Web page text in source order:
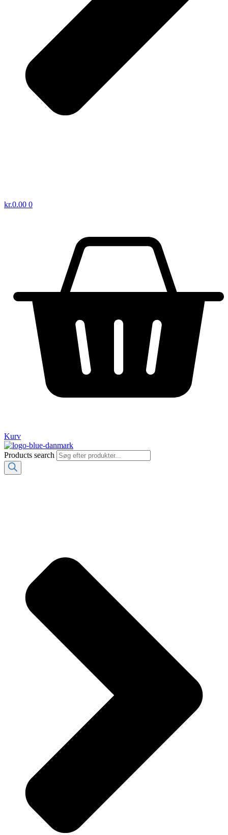
kr.0.00 0
Kurv
Products search